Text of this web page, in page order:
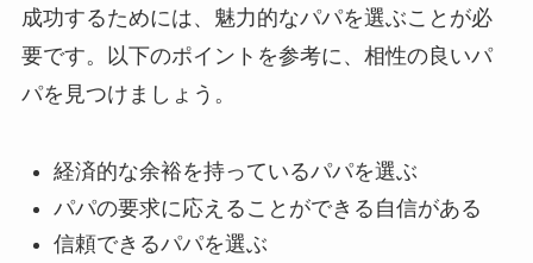
成功するためには、魅力的なパパを選ぶことが必
要です。以下のポイントを参考に、相性の良いパ
パを見つけましょう。
経済的な余裕を持っているパパを選ぶ
パパの要求に応えることができる自信がある
信頼できるパパを選ぶ